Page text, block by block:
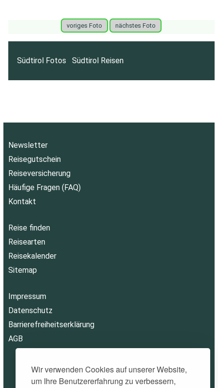
Wir verwenden Cookies auf unserer Website,
um Ihre Benutzererfahrung zu verbessern,
voriges Foto nächstes Foto
Südtirol Fotos Südtirol Reisen
Newsletter
Reisegutschein
Reiseversicherung
Häufige Fragen (FAQ)
Kontakt
Reise finden
Reisearten
Reisekalender
Sitemap
Impressum
Datenschutz
Barrierefreiheitserklärung
AGB